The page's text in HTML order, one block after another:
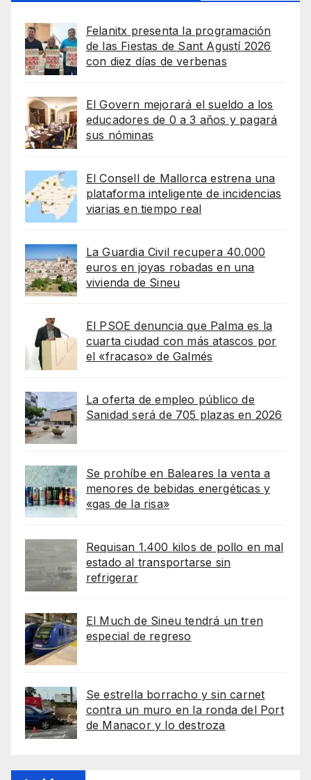
Felanitx presenta la programación
de las Fiestas de Sant Agustí 2026
con diez días de verbenas
El Govern mejorará el sueldo a los
educadores de 0 a 3 años y pagará
sus nóminas
El Consell de Mallorca estrena una
plataforma inteligente de incidencias
viarias en tiempo real
La Guardia Civil recupera 40.000
euros en joyas robadas en una
vivienda de Sineu
El PSOE denuncia que Palma es la
cuarta ciudad con más atascos por
el «fracaso» de Galmés
La oferta de empleo público de
Sanidad será de 705 plazas en 2026
Se prohíbe en Baleares la venta a
menores de bebidas energéticas y
«gas de la risa»
Requisan 1.400 kilos de pollo en mal
estado al transportarse sin
refrigerar
El Much de Sineu tendrá un tren
especial de regreso
Se estrella borracho y sin carnet
contra un muro en la ronda del Port
de Manacor y lo destroza